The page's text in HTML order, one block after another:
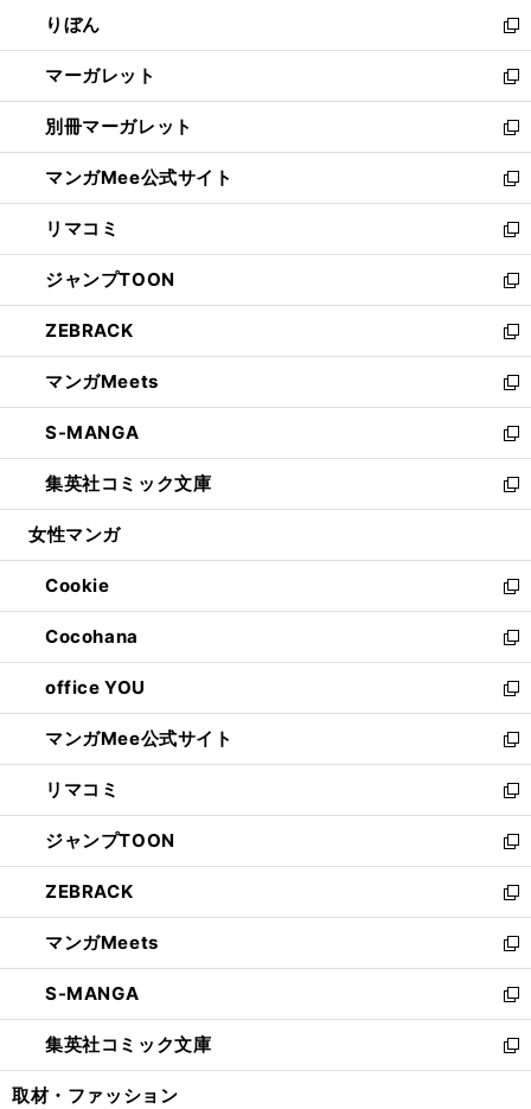
く
で
開
く
ド
ウ
で
開
く
ィ
ン
ド
ウ
で
開
く
りぼん
新
し
い
ウ
ィ
ン
ド
ウ
で
開
く
マーガレット
新
し
い
ウ
ィ
ン
ド
ウ
で
開
く
別冊マーガレット
新
し
い
ウ
ィ
ン
ド
ウ
で
開
く
マンガMee公式サイト
新
し
い
ウ
ィ
ン
ド
ウ
で
開
く
リマコミ
新
し
い
ウ
ィ
ン
ド
ウ
で
開
く
ジャンプTOON
新
し
い
ウ
ィ
ン
ド
ウ
で
開
ZEBRACK
新
し
い
ウ
ィ
ン
ド
ウ
開
く
マンガMeets
新
し
い
ウ
ィ
ン
ウ
で
開
く
S-MANGA
新
し
い
ウ
ン
ド
ウ
で
開
く
集英社コミック文庫
新
し
ウ
ィ
ン
ド
ウ
で
開
く
女性マンガ
Cookie
新
し
い
ウ
ィ
ン
ド
ウ
で
開
く
Cocohana
新
し
い
ウ
ィ
ン
ド
ウ
で
開
く
office YOU
新
し
い
ウ
ィ
ン
ド
ウ
で
開
く
マンガMee公式サイト
新
し
い
ウ
ィ
ン
ド
ウ
で
開
く
リマコミ
新
し
い
ウ
ィ
ン
ド
ウ
で
開
く
ジャンプTOON
新
し
い
ウ
ィ
ン
ド
ウ
で
開
ZEBRACK
新
し
い
ウ
ィ
ン
ド
ウ
マンガMeets
新
し
い
ウ
ィ
ン
S-MANGA
新
し
い
ウ
集英社コミック文庫
新
し
取材・ファッション